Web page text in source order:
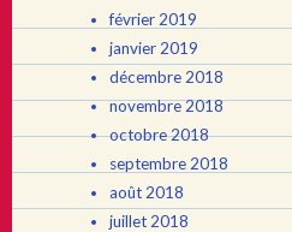
février 2019
janvier 2019
décembre 2018
novembre 2018
octobre 2018
septembre 2018
août 2018
juillet 2018